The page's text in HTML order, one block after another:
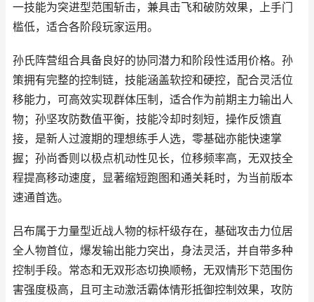
一技能为突进型范围斩击，兼具击飞和破防效果，上手门
槛低，适合各阶段玩家运用。
孙氏阵营组合具备良好的协同潜力和阶段性适用价格。孙
策拥有完整的控制链，技能涵盖软控和硬控，配合灵活位
移能力，可高效实现群体压制，适合作为前期主力输出人
物；孙坚攻防数值平衡，技能冷却时刻短，操作反馈直
接，是新人过渡期的理想练手人选，零基础亦能快速掌
握；孙尚香则以极点机动性见长，位移频率高，无双技全
程提高移动速度，显著缩短跑图和通关耗时，为当前版本
速通首选。
吕布属于力量型近战人物的标杆级存在，基础攻击力位居
全人物首位，爆发输出能力突出，身法灵活，并自带多种
控制手段。常态和无双形态切换顺畅，无双情形下范围伤
害强度极高，且可主动激活霸体情形抵御控制效果，攻防